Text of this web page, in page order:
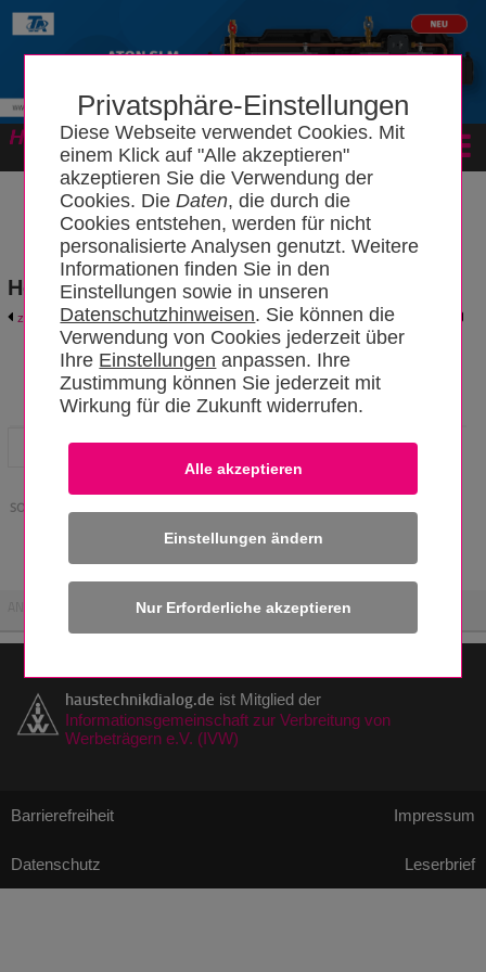
Privatsphäre-Einstellungen
Diese Webseite verwendet Cookies. Mit
einem Klick auf "Alle akzeptieren"
akzeptieren Sie die Verwendung der
Cookies. DieDaten, die durch die
Cookies entstehen, werden für nicht
personalisierte Analysen genutzt. Weitere
Informationen finden Sie in den
Einstellungen sowie in unseren
Datenschutzhinweisen. Sie können die
Verwendung von Cookies jederzeit über
Ihre Einstellungen anpassen. Ihre
Zustimmung können Sie jederzeit mit
Wirkung für die Zukunft widerrufen.
Einstellungen ändern
Hersteller- und Produktkatalog
zurück zum Katalog Hersteller-Login
Innovative Heizsysteme Zschieschang
Hersteller Produkte
SOFTWARE
Aktuell ist keine Software verfügbar
haustechnikdialog.de ist Mitglied der
Informationsgemeinschaft zur Verbreitung von
Werbeträgern e.V. (IVW)
Barrierefreiheit
Datenschutz
Impressum
Leserbrief